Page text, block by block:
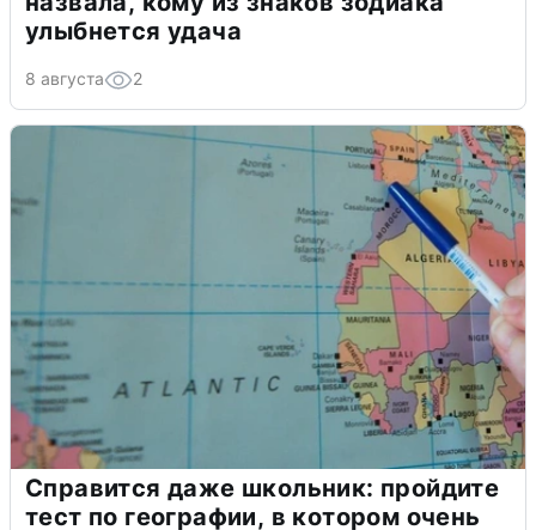
улыбнется удача
8 августа 2
Справится даже школьник: пройдите
тест по географии, в котором очень